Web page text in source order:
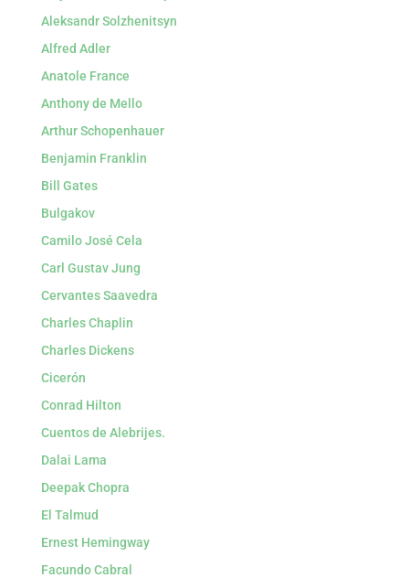
Aleksandr Solzhenitsyn
Alfred Adler
Anatole France
Anthony de Mello
Arthur Schopenhauer
Benjamin Franklin
Bill Gates
Bulgakov
Camilo José Cela
Carl Gustav Jung
Cervantes Saavedra
Charles Chaplin
Charles Dickens
Cicerón
Conrad Hilton
Cuentos de Alebrijes.
Dalai Lama
Deepak Chopra
El Talmud
Ernest Hemingway
Facundo Cabral